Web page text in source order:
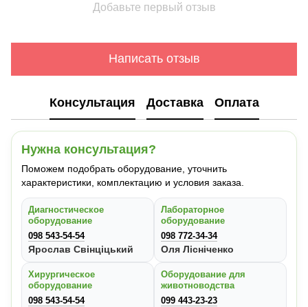
Добавьте первый отзыв
Написать отзыв
Консультация Доставка Оплата
Нужна консультация?
Поможем подобрать оборудование, уточнить
характеристики, комплектацию и условия заказа.
Диагностическое
оборудование
098 543-54-54
Ярослав Свінціцький
Лабораторное
оборудование
098 772-34-34
Оля Лісніченко
Хирургическое
оборудование
098 543-54-54
Оборудование для
животноводства
099 443-23-23